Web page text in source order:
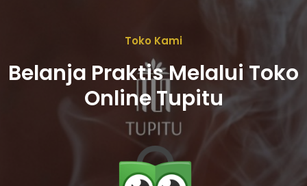
Toko Kami
Belanja Praktis Melalui Toko
Online Tupitu